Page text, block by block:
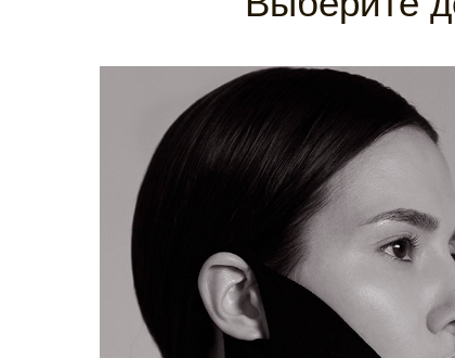
МАСКА
Добавьте к основной услуге маску:
Кислородная маска
Маска с Бета-глюканом
Маска с активированным углем
Маска с липолитическим действием
Лифтинговая маска по типу кожи
Маска для рук
Маска Detox